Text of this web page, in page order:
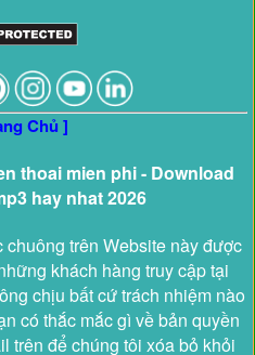
Chủ ]
thoai mien phi - Download
hay nhat 2026
trên Website này được
khách hàng truy cập tại
chịu bất cứ trách nhiệm nào
có thắc mắc gì về bản quyền
trên để chúng tôi xóa bỏ khỏi